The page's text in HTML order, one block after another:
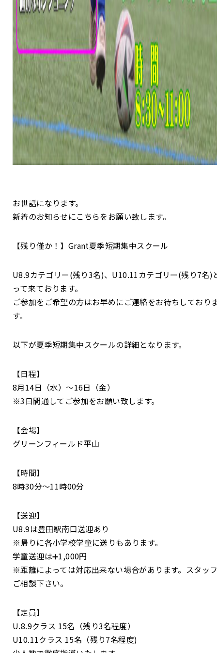
お世話になります。
新着のお知らせにこちらをお願い致します。
【残り僅か！】Grant夏季短期集中スクール
U8.9カテゴリー(残り3名)、U10.11カテゴリー(残り7名)
って来ております。
ご参加をご希望の方はお早めにご連絡をお待ちしており
す。
以下が夏季短期集中スクールの詳細となります。
【日程】
8月14日（水）〜16日（金）
※3日間通してご参加をお願い致します。
【会場】
グリーンフィールド平山
【時間】
8時30分〜11時00分
【送迎】
U8.9は豊田駅南口送迎あり
※帰りに各小学校学童に送りもあります。
学童送迎は➕1,000円
※距離によっては対応出来ない場合があります。スタッ
ご相談下さい。
【定員】
U.8.9クラス 15名（残り3名程度）
U10.11クラス 15名（残り7名程度)